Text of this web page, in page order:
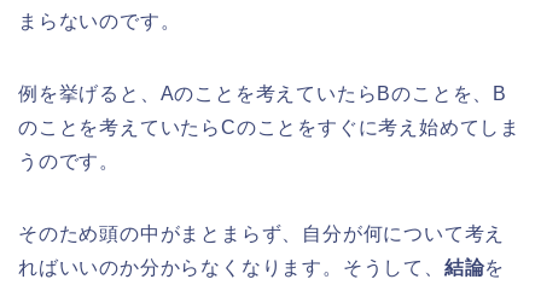
まらないのです。
例を挙げると、Aのことを考えていたらBのことを、B
のことを考えていたらCのことをすぐに考え始めてしま
うのです。
そのため頭の中がまとまらず、自分が何について考え
ればいいのか分からなくなります。そうして、 結論を